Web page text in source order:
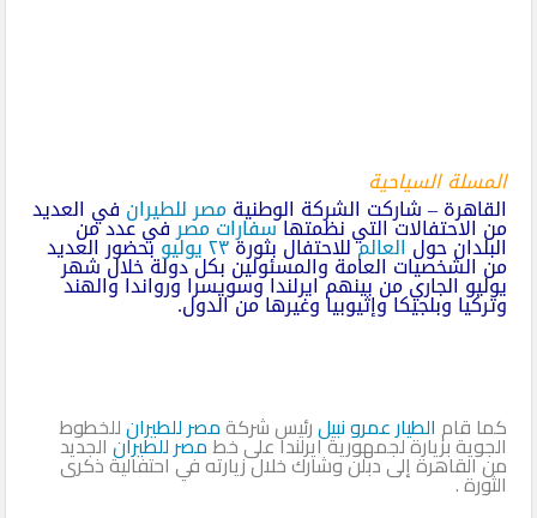
المسلة السياحية
القاهرة – شاركت الشركة الوطنيةمصر للطيران في العديد
من الاحتفالات التي نظمتهاسفارات مصرفي عدد من
البلدان حولالعالمللاحتفال بثورة٢٣ يوليو بحضور العديد
من الشخصيات العامة والمسئولين بكل دولة خلال شهر
يوليو الجاري من بينهم ايرلندا وسويسرا ورواندا والهند
وتركيا وبلجيكا وإثيوبيا وغيرها من الدول.
كما قام الطيار عمرو نبيلرئيس شركةمصر للطيرانللخطوط
الجوية بزيارة لجمهورية ايرلندا على خطمصر للطيرانالجديد
من القاهرة إلى دبلن وشارك خلال زيارته في احتفالية ذكرى
الثورة .